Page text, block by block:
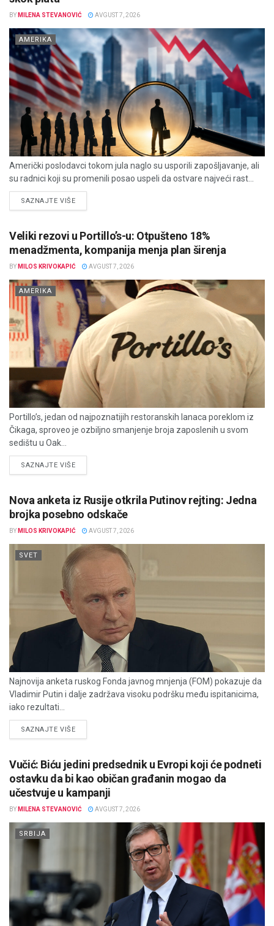
BY MILENA STEVANOVIĆ AVGUST 7, 2026
AMERIKA
Američki poslodavci tokom jula naglo su usporili zapošljavanje, ali
su radnici koji su promenili posao uspeli da ostvare najveći rast...
SAZNAJTE VIŠEDETAILS
Veliki rezovi u Portillo’s-u: Otpušteno 18%
menadžmenta, kompanija menja plan širenja
BY MILOS KRIVOKAPIĆ AVGUST 7, 2026
AMERIKA
Portillo’s, jedan od najpoznatijih restoranskih lanaca poreklom iz
Čikaga, sproveo je ozbiljno smanjenje broja zaposlenih u svom
sedištu u Oak...
SAZNAJTE VIŠEDETAILS
Nova anketa iz Rusije otkrila Putinov rejting: Jedna
brojka posebno odskače
BY MILOS KRIVOKAPIĆ AVGUST 7, 2026
SVET
Najnovija anketa ruskog Fonda javnog mnjenja (FOM) pokazuje da
Vladimir Putin i dalje zadržava visoku podršku među ispitanicima,
iako rezultati...
SAZNAJTE VIŠEDETAILS
Vučić: Biću jedini predsednik u Evropi koji će podneti
ostavku da bi kao običan građanin mogao da
učestvuje u kampanji
BY MILENA STEVANOVIĆ AVGUST 7, 2026
SRBIJA